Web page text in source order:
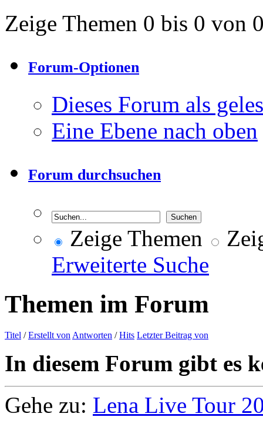
Zeige Themen 0 bis 0 von
Forum-Optionen
Dieses Forum als
Eine Ebene nach oben
Forum durchsuchen
Zeige Themen
Erweiterte Suche
Themen im Forum
Titel /Erstellt von Antworten /Hits Letzter Beitrag von
In diesem Forum gibt es
Gehe zu: Lena Live Tour